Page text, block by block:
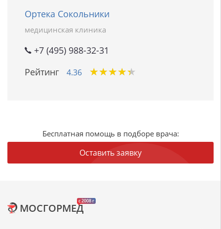
Ортека Сокольники
медицинская клиника
+7 (495) 988-32-31
Рейтинг
4.36 ★★★★★
★★★★★
Бесплатная помощь в подборе врача:
Оставить заявку
c 2008 г
МОСГОРМЕД